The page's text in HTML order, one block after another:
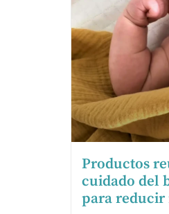
Productos
cuidado del
para reducir